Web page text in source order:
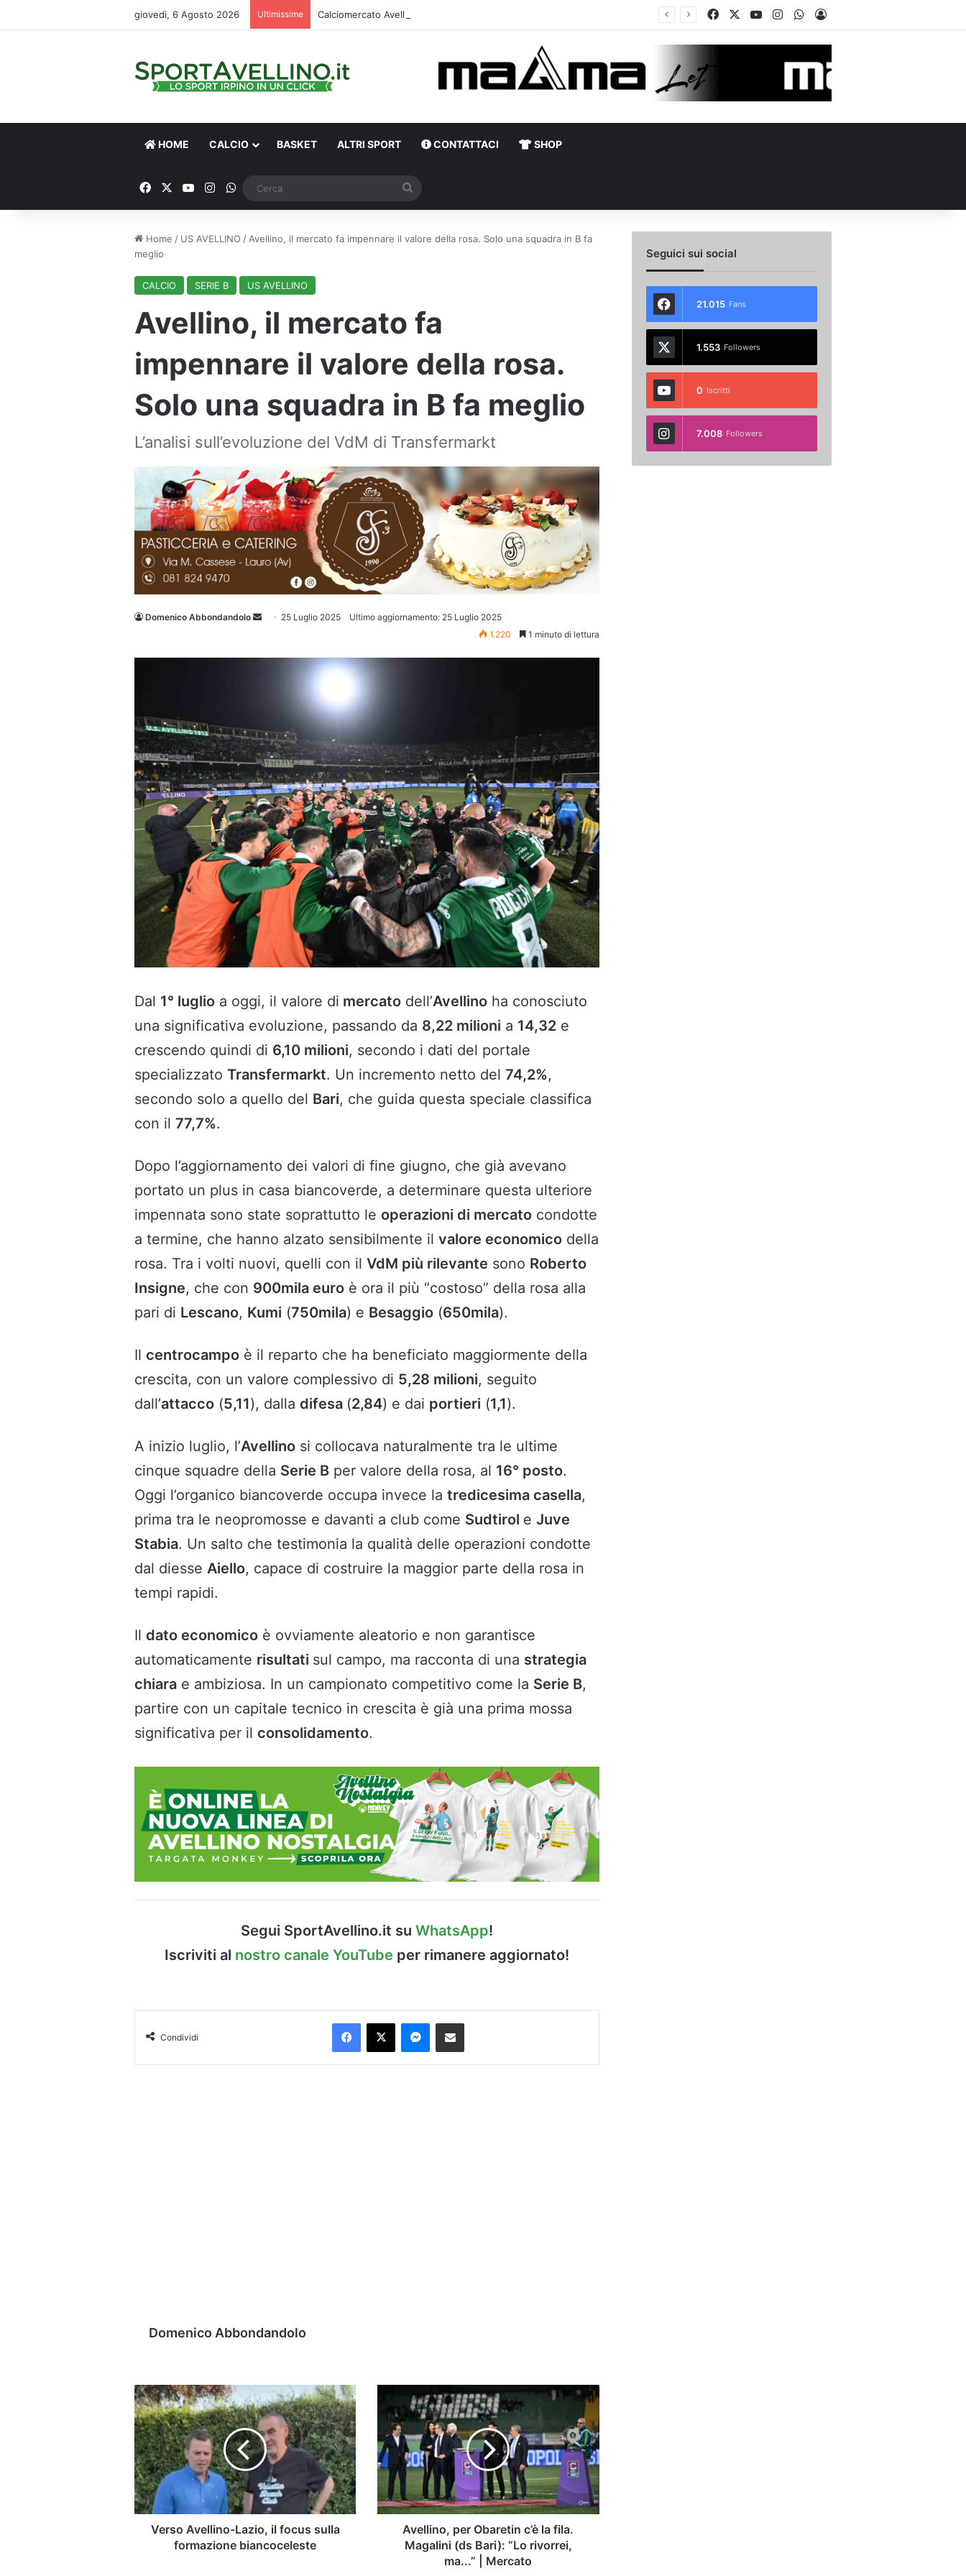
giovedì, 6 Agosto 2026 Ultimissime FacebookYou TubeInstagramWhatsApp
Accedi
HOME CALCIO BASKET ALTRI SPORT CONTATTACI SHOP
FacebookYou TubeInstagram
WhatsApp
Home / US AVELLINO / Avellino, il mercato fa impennare il valore della rosa. Solo una squadra in B fa
meglio
CALCIO SERIE B US AVELLINO
Avellino, il mercato fa
impennare il valore della rosa.
Solo una squadra in B fa meglio
L’analisi sull’evoluzione del VdM di Transfermarkt
Domenico Abbondandolo
Invia 25 Luglio 2025
Ultimo aggiornamento: 25 Luglio 2025
1.220
1 minuto di lettura
Dal 1° luglio a oggi, il valore di mercato dell’Avellino ha conosciuto
una significativa evoluzione, passando da 8,22 milioni a 14,32 e
crescendo quindi di 6,10 milioni, secondo i dati del portale
specializzato Transfermarkt. Un incremento netto del 74,2%,
secondo solo a quello del Bari, che guida questa speciale classifica
con il 77,7%.
Dopo l’aggiornamento dei valori di fine giugno, che già avevano
portato un plus in casa biancoverde, a determinare questa ulteriore
impennata sono state soprattutto le operazioni di mercato condotte
a termine, che hanno alzato sensibilmente il valore economico della
rosa. Tra i volti nuovi, quelli con il VdM più rilevante sono Roberto
Insigne, che con 900mila euro è ora il più “costoso” della rosa alla
pari di Lescano, Kumi (750mila) e Besaggio (650mila).
Il centrocampo è il reparto che ha beneficiato maggiormente della
crescita, con un valore complessivo di 5,28 milioni, seguito
dall’attacco (5,11), dalla difesa (2,84) e dai portieri (1,1).
A inizio luglio, l’Avellino si collocava naturalmente tra le ultime
cinque squadre della Serie B per valore della rosa, al 16° posto.
Oggi l’organico biancoverde occupa invece la tredicesima casella,
prima tra le neopromosse e davanti a club come Sudtirol e Juve
Stabia. Un salto che testimonia la qualità delle operazioni condotte
dal diesse Aiello, capace di costruire la maggior parte della rosa in
tempi rapidi.
Il dato economico è ovviamente aleatorio e non garantisce
automaticamente risultati sul campo, ma racconta di una strategia
chiara e ambiziosa. In un campionato competitivo come la Serie B,
partire con un capitale tecnico in crescita è già una prima mossa
significativa per il consolidamento.
Segui SportAvellino.it su WhatsApp!
Iscriviti al nostro canale YouTube per rimanere aggiornato!
Condividi
Facebook
X Messenger
Condividi via Email
Domenico Abbondandolo
Verso
Avellino-
Lazio,
il
focus
sulla
formazione
biancoceleste
Verso Avellino-Lazio, il focus sulla
formazione biancoceleste
per
Obaretin
c’è
la
fila.
Magalini
(ds
Bari):
rivorrei,
Avellino, per Obaretin c’è la fila.
Magalini (ds Bari): “Lo rivorrei,
ma...” | Mercato
Seguici sui social
21.015 Fans
1.553 Followers
0 Iscritti
7.008 Followers